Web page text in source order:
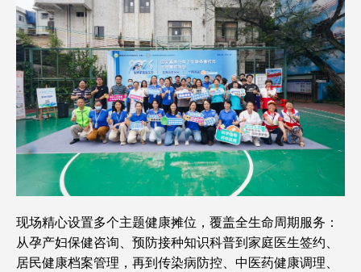
现场精心设置多个主题健康摊位，覆盖全生命周期服务：
从孕产妇保健咨询、预防接种知识科普到家庭医生签约、
居民健康档案管理，再到传染病防控、中医药健康调理、